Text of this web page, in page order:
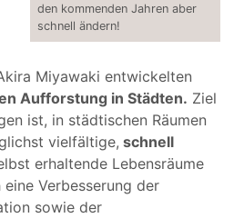
den kommenden Jahren aber
schnell ändern!
Miyawaki entwickelten
Aufforstung in Städten. Ziel
ist, in städtischen Räumen
vielfältige, schnell
erhaltende Lebensräume
Verbesserung der
sowie der